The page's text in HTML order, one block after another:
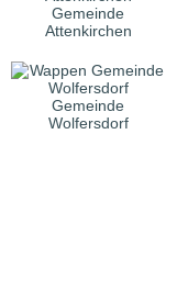
Gemeinde
Attenkirchen
Gemeinde
Wolfersdorf